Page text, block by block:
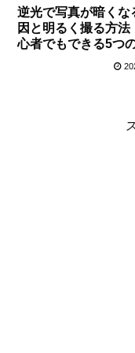
逆光で写真が暗くな
因と明るく撮る方法
心者でもできる5つ